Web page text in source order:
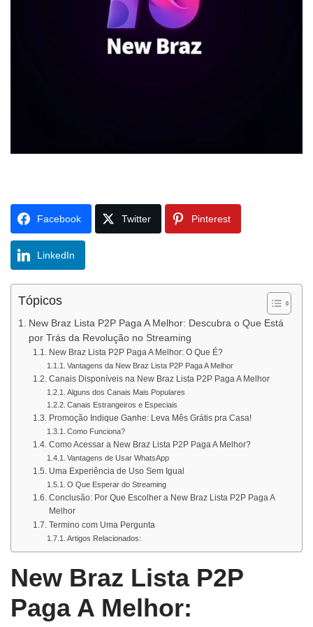
Facebook Twitter Pinterest
LinkedIn
Tópicos
New Braz Lista P2P Paga A Melhor: Descubra o Que Está
por Trás da Revolução no Streaming
New Braz Lista P2P Paga A Melhor: O Que É?
Vantagens da New Braz Lista P2P Paga A Melhor
Canais Disponíveis na New Braz Lista P2P Paga A Melhor
Alguns dos Canais Mais Populares
Canais Estrangeiros e Especiais
Promoção Indique Ganhe: Leva Mês Grátis pra Casa!
Como Funciona?
Como Acessar a New Braz Lista P2P Paga A Melhor?
Vantagens de Usar WhatsApp
Uma Experiência de Uso Sem Igual
O Que Esperar do Streaming
Conclusão: Por Que Escolher a New Braz Lista P2P Paga A
Melhor
Termino com Uma Pergunta
Artigos Relacionados:
New Braz Lista P2P
Paga A Melhor: